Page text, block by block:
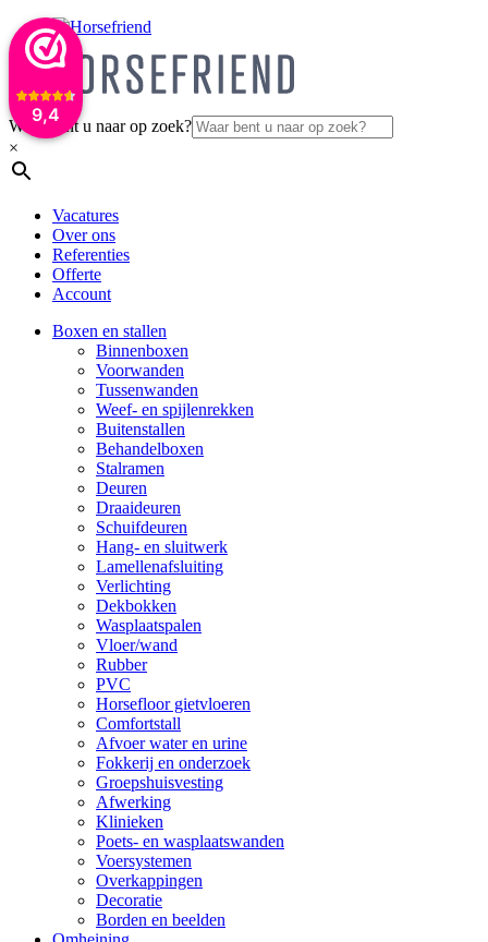
9,4
Waar bent u naar op zoek?
×
Vacatures
Over ons
Referenties
Offerte
Account
Boxen en stallen
Binnenboxen
Voorwanden
Tussenwanden
Weef- en spijlenrekken
Buitenstallen
Behandelboxen
Stalramen
Deuren
Draaideuren
Schuifdeuren
Hang- en sluitwerk
Lamellenafsluiting
Verlichting
Dekbokken
Wasplaatspalen
Vloer/wand
Rubber
PVC
Horsefloor gietvloeren
Comfortstall
Afvoer water en urine
Fokkerij en onderzoek
Groepshuisvesting
Afwerking
Klinieken
Poets- en wasplaatswanden
Voersystemen
Overkappingen
Decoratie
Borden en beelden